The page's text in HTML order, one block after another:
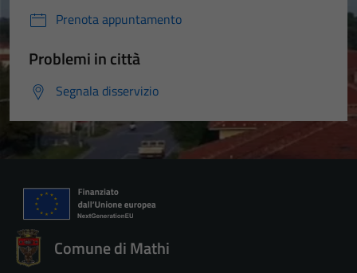
Prenota appuntamento
Problemi in città
Segnala disservizio
Comune di Mathi